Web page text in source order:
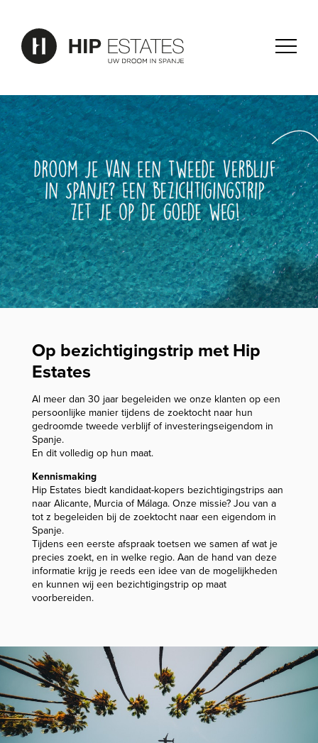
Op bezichtigingstrip met Hip
Estates
Al meer dan 30 jaar begeleiden we onze klanten op een
persoonlijke manier tijdens de zoektocht naar hun
gedroomde tweede verblijf of investeringseigendom in
Spanje.
En dit volledig op hun maat.
Kennismaking
Hip Estates biedt kandidaat-kopers bezichtigingstrips aan
naar Alicante, Murcia of Málaga. Onze missie? Jou van a
tot z begeleiden bij de zoektocht naar een eigendom in
Spanje.
Tijdens een eerste afspraak toetsen we samen af wat je
precies zoekt, en in welke regio. Aan de hand van deze
informatie krijg je reeds een idee van de mogelijkheden
en kunnen wij een bezichtigingstrip op maat
voorbereiden.